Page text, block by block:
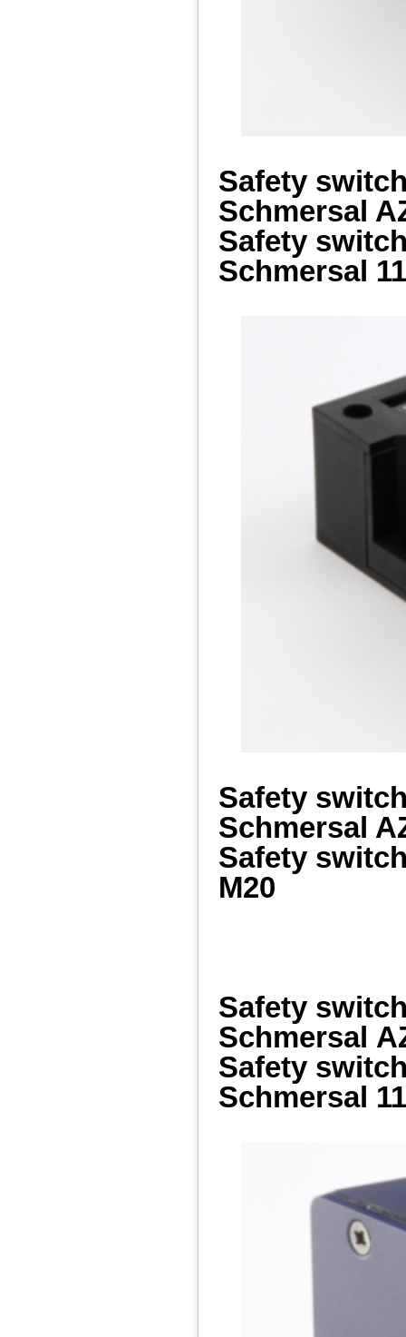
Safety
Schmersal
Safety
Schmersal
Safety
Schmersal
Safety
M20
Safety
Schmersal
Safety
Schmersal